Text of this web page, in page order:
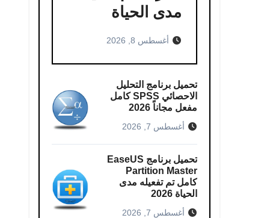
مدى الحياة
أغسطس 8, 2026
تحميل برنامج التحليل
الاحصائي SPSS كامل
مفعل مجاناً 2026
أغسطس 7, 2026
تحميل برنامج EaseUS
Partition Master
كامل​ تم تفعيله مدى
الحياة 2026
أغسطس 7, 2026